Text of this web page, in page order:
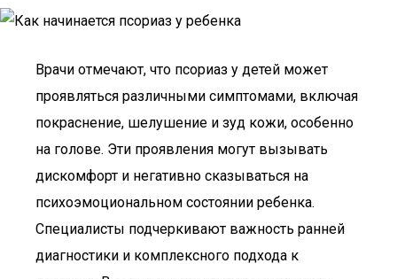
Врачи отмечают, что псориаз у детей может
проявляться различными симптомами, включая
покраснение, шелушение и зуд кожи, особенно
на голове. Эти проявления могут вызывать
дискомфорт и негативно сказываться на
психоэмоциональном состоянии ребенка.
Специалисты подчеркивают важность ранней
диагностики и комплексного подхода к